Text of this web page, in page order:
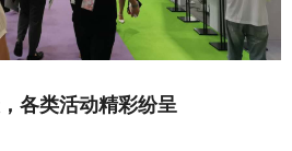
各类活动精彩纷呈